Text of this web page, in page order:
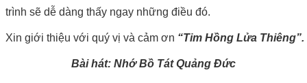
trình sẽ dễ dàng thấy ngay những điều đó.
Xin giới thiệu với quý vị và cảm ơn “Tim Hồng Lửa Thiêng”.
Bài hát: Nhớ Bồ Tát Quảng Đức